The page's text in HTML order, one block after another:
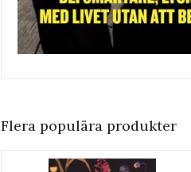
Flera populära produkter